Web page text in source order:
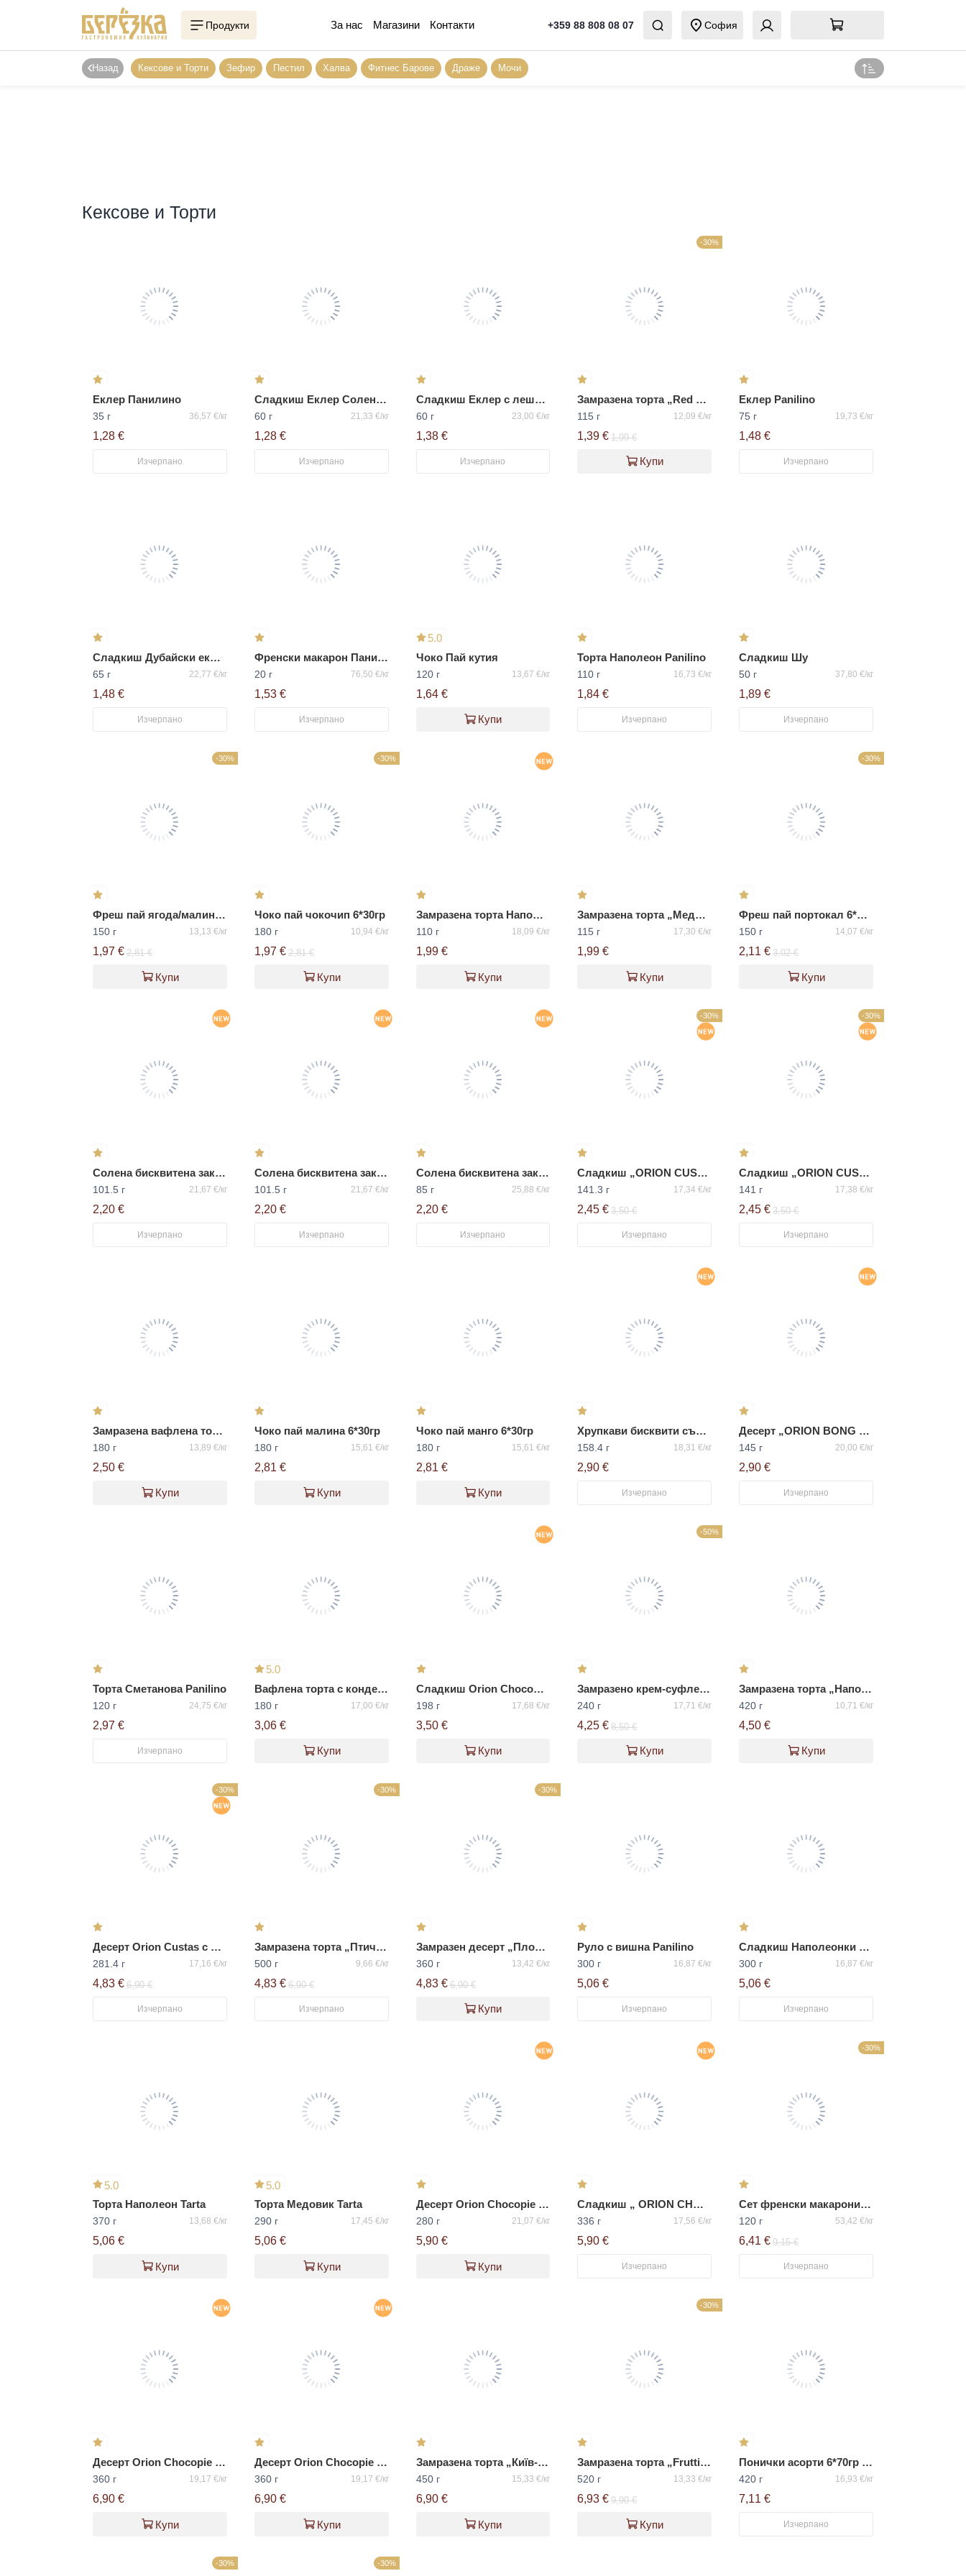
Продукти За нас Магазини Контакти +359 88 808 08 07 София
Назад Кексове и Торти Зефир Пестил Халва Фитнес Барове Драже Мочи
Кексове и Торти
Еклер Панилино
35 г 36,57 €/кг
1,28 €
Изчерпано
Сладкиш Еклер Солена карамел БКК
60 г 21,33 €/кг
1,28 €
Изчерпано
Сладкиш Еклер с лешници
60 г 23,00 €/кг
1,38 €
Изчерпано
-30%
Замразена торта „Red Velvet“ ВАЦАК
115 г 12,09 €/кг
1,39 € 1,99 €
Купи
Еклер Panilino
75 г 19,73 €/кг
1,48 €
Изчерпано
Сладкиш Дубайски еклер БКК
65 г 22,77 €/кг
1,48 €
Изчерпано
Френски макарон Панилино
20 г 76,50 €/кг
1,53 €
Изчерпано
5.0
Чоко Пай кутия
120 г 13,67 €/кг
1,64 €
Купи
Торта Наполеон Panilino
110 г 16,73 €/кг
1,84 €
Изчерпано
Сладкиш Шу
50 г 37,80 €/кг
1,89 €
Изчерпано
-30%
Фреш пай ягода/малина 6*25гр
150 г 13,13 €/кг
1,97 € 2,81 €
Купи
-30%
Чоко пай чокочип 6*30гр
180 г 10,94 €/кг
1,97 € 2,81 €
Купи
Замразена торта Наполеон
110 г 18,09 €/кг
1,99 €
Купи
Замразена торта „Медовик“ ВАЦАК
115 г 17,30 €/кг
1,99 €
Купи
-30%
Фреш пай портокал 6*25гр
150 г 14,07 €/кг
2,11 € 3,02 €
Купи
Солена бисквитена закуска с вкус на яйчен крем „ORION C’EST BON“
101.5 г 21,67 €/кг
2,20 €
Изчерпано
Солена бисквитена закуска с вкус на крема сирене „ORION C’EST BON“
101.5 г 21,67 €/кг
2,20 €
Изчерпано
Солена бисквитена закуска с вкус на пиле „ORION C’EST BON“
85 г 25,88 €/кг
2,20 €
Изчерпано
-30%
Сладкиш „ORION CUSTAS със зелен ориз“
141.3 г 17,34 €/кг
2,45 € 3,50 €
Изчерпано
-30%
Сладкиш „ORION CUSTAS с яйчен крем“
141 г 17,38 €/кг
2,45 € 3,50 €
Изчерпано
Замразена вафлена торта ВАЦАК
180 г 13,89 €/кг
2,50 €
Купи
Чоко пай малина 6*30гр
180 г 15,61 €/кг
2,81 €
Купи
Чоко пай манго 6*30гр
180 г 15,61 €/кг
2,81 €
Купи
Хрупкави бисквити със сусам „GOUTE“
158.4 г 18,31 €/кг
2,90 €
Изчерпано
Десерт „ORION BONG BANG с шоколад“
145 г 20,00 €/кг
2,90 €
Изчерпано
Торта Сметанова Panilino
120 г 24,75 €/кг
2,97 €
Изчерпано
5.0
Вафлена торта с кондензирано мляко Tarta
180 г 17,00 €/кг
3,06 €
Купи
Сладкиш Orion Chocopie с какао
198 г 17,68 €/кг
3,50 €
Купи
-50%
Замразено крем-суфле с глазура от пюре маракуя ВАЦАК
240 г 17,71 €/кг
4,25 € 8,50 €
Купи
Замразена торта „Наполеон“ ВАЦАК
420 г 10,71 €/кг
4,50 €
Купи
-30%
Десерт Orion Custas с вкус на тирамису
281.4 г 17,16 €/кг
4,83 € 6,90 €
Изчерпано
-30%
Замразена торта „Птиче мляко“ ВАЦАК
500 г 9,66 €/кг
4,83 € 6,90 €
Изчерпано
-30%
Замразен десерт „Плодова кошничка“ ВАЦАК
360 г 13,42 €/кг
4,83 € 6,90 €
Купи
Руло с вишна Panilino
300 г 16,87 €/кг
5,06 €
Изчерпано
Сладкиш Наполеонки БКК
300 г 16,87 €/кг
5,06 €
Изчерпано
5.0
Торта Наполеон Tarta
370 г 13,68 €/кг
5,06 €
Купи
5.0
Торта Медовик Tarta
290 г 17,45 €/кг
5,06 €
Купи
Десерт Orion Chocopie Opera с вкус на шоколад и лешник
280 г 21,07 €/кг
5,90 €
Купи
Сладкиш „ ORION CHOCOPIE с вкус на диня“
336 г 17,56 €/кг
5,90 €
Изчерпано
-30%
Сет френски макарони Панилино
120 г 53,42 €/кг
6,41 € 9,15 €
Изчерпано
Десерт Orion Chocopie с вкус на праскова
360 г 19,17 €/кг
6,90 €
Купи
Десерт Orion Chocopie със захар и подсладители
360 г 19,17 €/кг
6,90 €
Купи
Замразена торта „Київ-В“ ВАЦАК
450 г 15,33 €/кг
6,90 €
Купи
-30%
Замразена торта „Frutti Mango“ ВАЦАК
520 г 13,33 €/кг
6,93 € 9,90 €
Купи
Понички асорти 6*70гр Панилино
420 г 16,93 €/кг
7,11 €
Изчерпано
-30% -30%